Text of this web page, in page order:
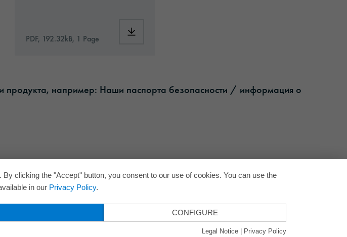
VHx-Special_Window_Films-eu-application-en.pdf
PDF, 192.32kB, 1 Page
продукта, например: Наши паспорта безопасности / информация о
clicking the "Accept" button, you consent to our use of cookies. You can use the
in our Privacy Policy.
CONFIGURE
Legal Notice Privacy Policy